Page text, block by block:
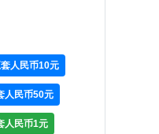
人民币10元
人民币50元
人民币1元